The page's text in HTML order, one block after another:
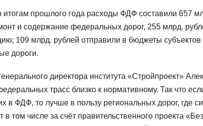
итогам прошлого года расходы ФДФ составили 657
и содержание федеральных дорог, 255 млрд.
109 млрд. рублей отправили в бюджеты
дороги.
директора института «Стройпроект»
трасс близко к нормативному. Так что
в ФДФ, то лучше в пользу региональных дорог, где
в том числе за счёт правительственного проекта